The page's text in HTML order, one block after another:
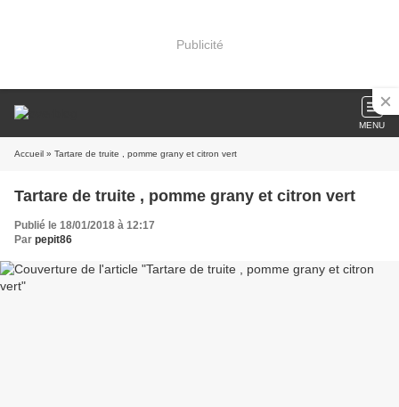
Publicité
MENU
Accueil » Tartare de truite , pomme grany et citron vert
Tartare de truite , pomme grany et citron vert
Publié le 18/01/2018 à 12:17
Par pepit86